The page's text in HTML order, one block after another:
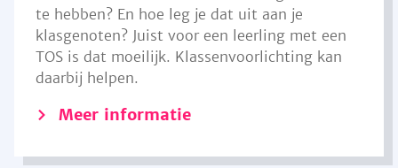
te hebben? En hoe leg je dat uit aan je
klasgenoten? Juist voor een leerling met een
TOS is dat moeilijk. Klassenvoorlichting kan
daarbij helpen.
Meer informatie